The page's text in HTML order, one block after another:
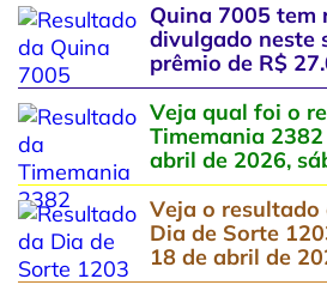
Quina 7005 tem
divulgado neste
prêmio de R$
Veja qual foi o
Timemania
abril de 2026,
Veja o resultado
Dia de Sorte
18 de abril de